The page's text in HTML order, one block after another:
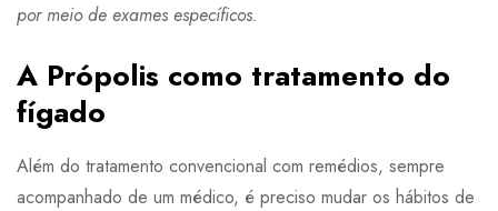
por meio de exames específicos.
A Própolis como tratamento do
fígado
Além do tratamento convencional com remédios, sempre
acompanhado de um médico, é preciso mudar os hábitos de